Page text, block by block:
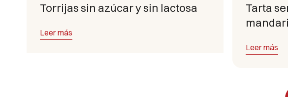
Torrijas sin azúcar y sin lactosa
Leer más
Tarta
Leer más